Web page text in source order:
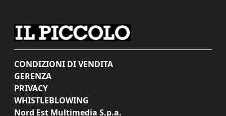
CONDIZIONI DI VENDITA
GERENZA
PRIVACY
WHISTLEBLOWING
Nord Est Multimedia S.p.a.